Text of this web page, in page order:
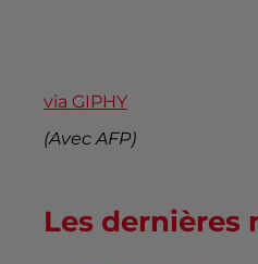
via GIPHY
(Avec AFP)
Les dernières